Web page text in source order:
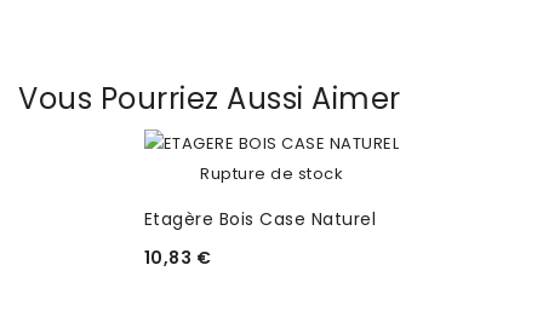
Vous Pourriez Aussi Aimer
Rupture de stock
Etagère Bois Case Naturel
10,83 €